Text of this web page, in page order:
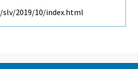
2019/10/index.html